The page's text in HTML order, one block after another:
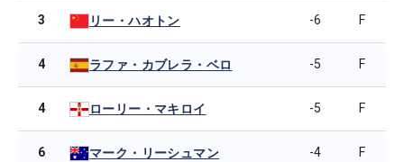
3 リー・ハオトン -6 F
4 ラファ・カブレラ・ベロ -5 F
4 ローリー・マキロイ -5 F
6 マーク・リーシュマン -4 F